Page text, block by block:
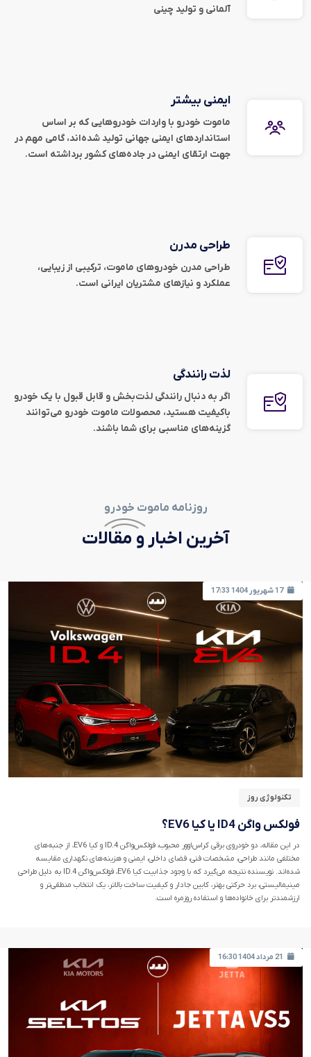
آلمانی و تولید چینی
ایمنی بیشتر
ماموت خودرو با واردات خودروهایی که بر اساس
استانداردهای ایمنی جهانی تولید شده‌اند، گامی مهم در
جهت ارتقای ایمنی در جاده‌های کشور برداشته است.
طراحی مدرن
طراحی مدرن خودروهای ماموت، ترکیبی از زیبایی،
عملکرد و نیازهای مشتریان ایرانی است.
لذت رانندگی
اگر به دنبال رانندگی لذت‌بخش و قابل قبول با یک خودرو
باکیفیت هستید، محصولات ماموت خودرو می‌توانند
گزینه‌های مناسبی برای شما باشند.
روزنامه ماموت خودرو
آخرین اخبار و مقالات
17 شهریور 1404 17:33
تکنولوژی روز
فولکس واگن ID4 یا کیا EV6؟
در این مقاله، دو خودروی برقی کراس‌اوور محبوب، فولکس‌واگن ID.4 و کیا EV6، از جنبه‌های
مختلفی مانند طراحی، مشخصات فنی، فضای داخلی، ایمنی و هزینه‌های نگهداری مقایسه
شده‌اند. نویسنده نتیجه می‌گیرد که با وجود جذابیت کیا EV6، فولکس‌واگن ID.4 به دلیل طراحی
مینیمالیستی، برد حرکتی بهتر، کابین جادار و کیفیت ساخت بالاتر، یک انتخاب منطقی‌تر و
ارزشمندتر برای خانواده‌ها و استفاده روزمره است.